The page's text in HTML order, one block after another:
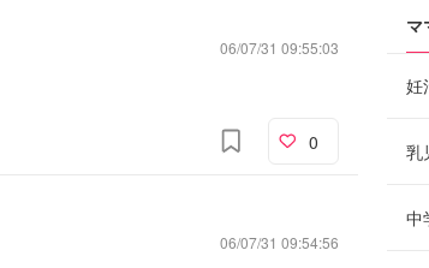
06/07/31 09:55:03
0
06/07/31 09:54:56
マ
妊
乳
中